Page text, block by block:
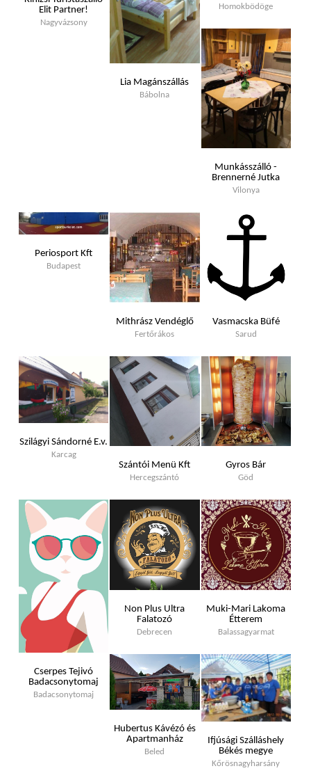
Elit Partner!
Nagyvázsony
Lia Magánszállás
Bábolna
Homokbödöge
Munkásszálló -
Brennerné Jutka
Vilonya
Periosport Kft
Budapest
Mithrász Vendéglő
Fertőrákos
Vasmacska Büfé
Sarud
Szilágyi Sándorné E.v.
Karcag
Szántói Menü Kft
Hercegszántó
Gyros Bár
Göd
Cserpes Tejivó
Badacsonytomaj
Badacsonytomaj
Non Plus Ultra
Falatozó
Debrecen
Muki-Mari Lakoma
Étterem
Balassagyarmat
Hubertus Kávézó és
Apartmanház
Beled
Ifjúsági Szálláshely
Békés megye
Kőrösnagyharsány